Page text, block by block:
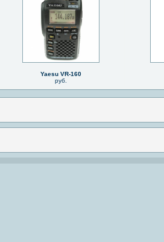
Yaesu VR-160
руб.